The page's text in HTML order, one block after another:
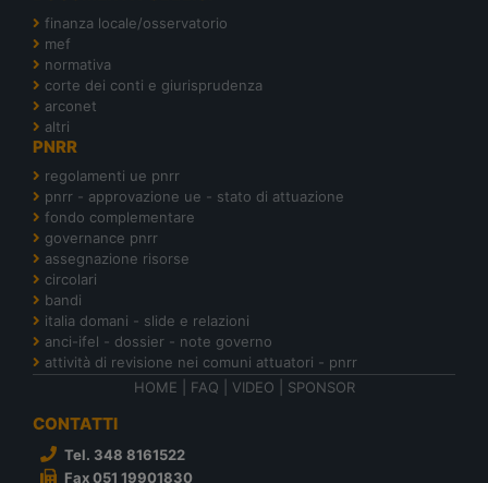
finanza locale/osservatorio
mef
normativa
corte dei conti e giurisprudenza
arconet
altri
PNRR
regolamenti ue pnrr
pnrr - approvazione ue - stato di attuazione
fondo complementare
governance pnrr
assegnazione risorse
circolari
bandi
italia domani - slide e relazioni
anci-ifel - dossier - note governo
attività di revisione nei comuni attuatori - pnrr
HOME
FAQ VIDEO SPONSOR
CONTATTI
Tel. 348 8161522
Fax 051 19901830